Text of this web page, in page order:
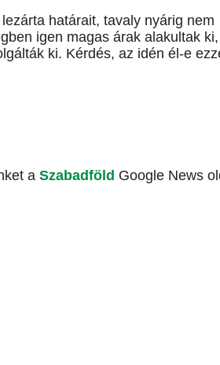
határait, tavaly nyárig nem
igen magas árak alakultak
ki. Kérdés, az idén él-e
a Szabadföld Google News